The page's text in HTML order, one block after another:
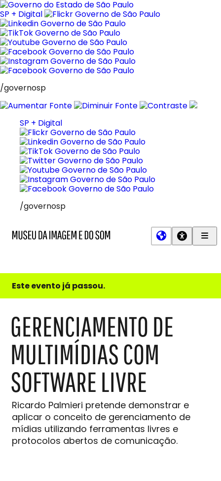
Pular
para
o
conteúdo
SP + Digital
/governosp
SP + Digital
/governosp
e
do
Este evento já passou.
GERENCIAMENTO DE
MULTIMÍDIAS COM
SOFTWARE LIVRE
Ricardo Palmieri pretende demonstrar e
aplicar o conceito de gerenciamento de
mídias utilizando ferramentas livres e
protocolos abertos de comunicação.